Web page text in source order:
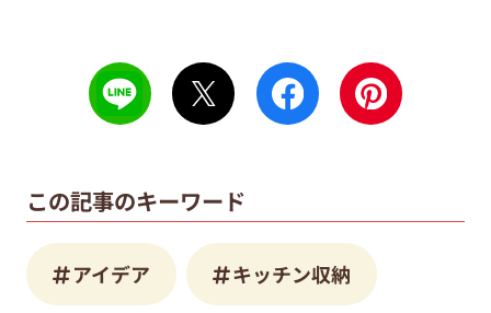
この記事のキーワード
アイデア キッチン収納